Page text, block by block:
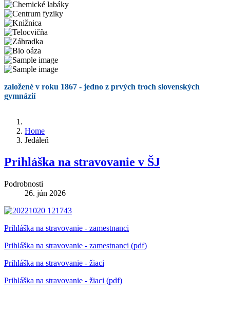
založené v roku 1867 - jedno z prvých troch slovenských
gymnázií
Home
Jedáleň
Prihláška na stravovanie v ŠJ
Podrobnosti
26. jún 2026
Prihláška na stravovanie - zamestnanci
Prihláška na stravovanie - zamestnanci (pdf)
Prihláška na stravovanie - žiaci
Prihláška na stravovanie - žiaci (pdf)